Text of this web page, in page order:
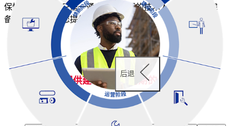
保快速到场。您只需一通电话，我们的技术人员便会携带完
备备件，即刻为您提供支持。
后退
我们为您提供建筑全生命周期的全方位支持